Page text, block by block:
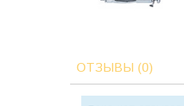
ОТЗЫВЫ (0)